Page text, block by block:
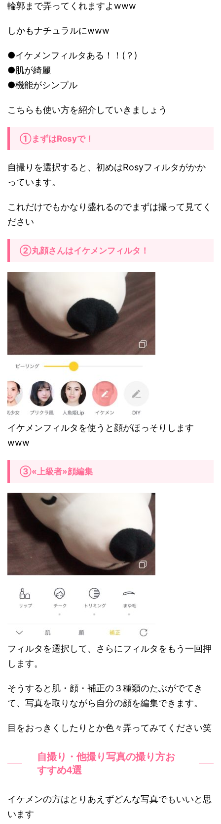
輪郭まで弄ってくれますよwww
しかもナチュラルにwww
●イケメンフィルタある！！(？)
●肌が綺麗
●機能がシンプル
こちらも使い方を紹介していきましょう
①まずはRosyで！
自撮りを選択すると、初めはRosyフィルタがかか
っています。
これだけでもかなり盛れるのでまずは撮って見てく
ださい
②丸顔さんはイケメンフィルタ！
イケメンフィルタを使うと顔がほっそりします
www
③«上級者»顔編集
フィルタを選択して、さらにフィルタをもう一回押
します。
そうすると肌・顔・補正の３種類のたぶがでてき
て、写真を取りながら自分の顔を編集できます。
目をおっきくしたりとか色々弄ってみてください笑
自撮り・他撮り写真の撮り方お
すすめ4選
イケメンの方はとりあえずどんな写真でもいいと思
います